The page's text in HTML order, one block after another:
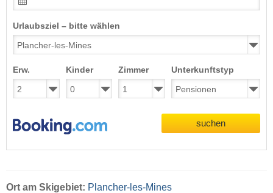
Urlaubsziel – bitte wählen
Erw. Kinder Zimmer Unterkunftstyp
suchen
Ort am Skigebiet: Plancher-les-Mines